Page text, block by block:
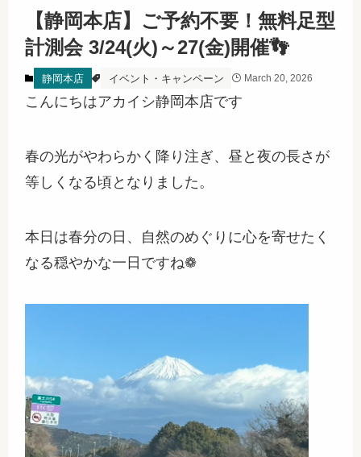
【静岡本店】ご予約不要！無料足型
計測会 3/24(火)～27(金)開催👣
静岡本店 イベント・キャンペーン March 20, 2026
こんにちはアカイシ静岡本店です
春の光がやわらかく降り注ぎ、昼と夜の長さが
等しくなる頃となりました。
本日は春分の日、自然のめぐりに心を寄せたく
なる穏やかな一日ですね❁